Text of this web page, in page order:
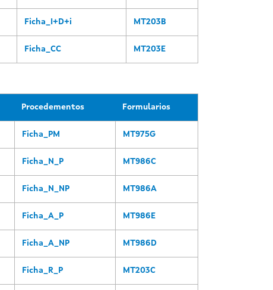
Ficha_I+D+i MT203B
Ficha_CC MT203E
Procedementos Formularios
Ficha_PM MT975G
Ficha_N_P MT986C
Ficha_N_NP MT986A
Ficha_A_P MT986E
Ficha_A_NP MT986D
Ficha_R_P MT203C